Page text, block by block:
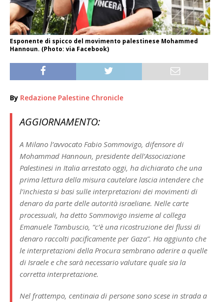
Esponente di spicco del movimento palestinese Mohammed
Hannoun. (Photo: via Facebook)
By Redazione Palestine Chronicle
AGGIORNAMENTO:
A Milano l’avvocato Fabio Sommovigo, difensore di
Mohammad Hannoun, presidente dell’Associazione
Palestinesi in Italia arrestato oggi, ha dichiarato che una
prima lettura della misura cautelare lascia intendere che
l’inchiesta si basi sulle interpretazioni dei movimenti di
denaro da parte delle autorità israeliane. Nelle carte
processuali, ha detto Sommovigo insieme al collega
Emanuele Tambuscio, “c’è una ricostruzione dei flussi di
denaro raccolti pacificamente per Gaza”. Ha aggiunto che
le interpretazioni della Procura sembrano aderire a quelle
di Israele e che sarà necessario valutare quale sia la
corretta interpretazione.
Nel frattempo, centinaia di persone sono scese in strada a